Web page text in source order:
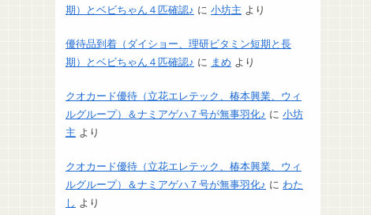
期）とベビちゃん４匹確認♪ に 小坊主 より
優待品到着（ダイショー、理研ビタミン短期と長
期）とベビちゃん４匹確認♪ に まめ より
クオカード優待（立花エレテック、椿本興業、ウィ
ルグループ）＆ナミアゲハ７号が無事羽化♪ に 小坊
主 より
クオカード優待（立花エレテック、椿本興業、ウィ
ルグループ）＆ナミアゲハ７号が無事羽化♪ に わた
し より